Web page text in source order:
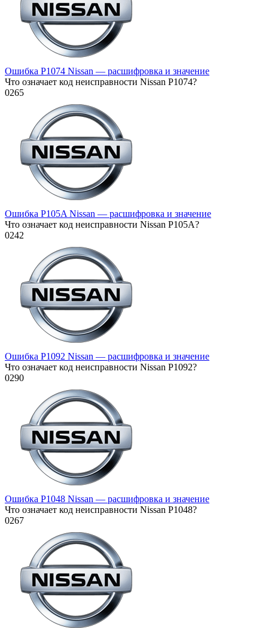
Ошибка P1074 Nissan — расшифровка и значение
Что означает код неисправности Nissan P1074?
0265
Ошибка P105A Nissan — расшифровка и значение
Что означает код неисправности Nissan P105A?
0242
Ошибка P1092 Nissan — расшифровка и значение
Что означает код неисправности Nissan P1092?
0290
Ошибка P1048 Nissan — расшифровка и значение
Что означает код неисправности Nissan P1048?
0267